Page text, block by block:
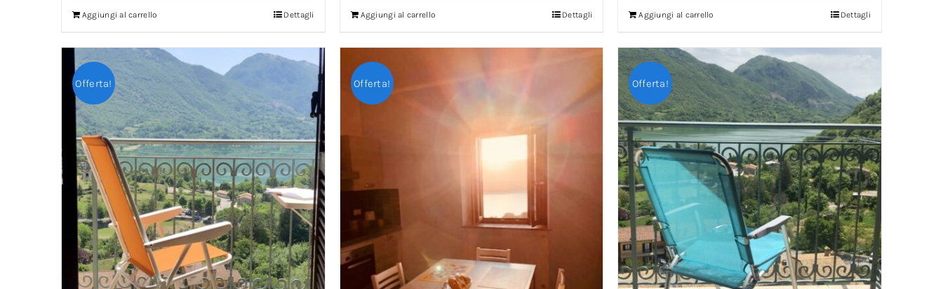
Aggiungi al carrello Dettagli Aggiungi al carrello Dettagli Aggiungi al carrello Dettagli
Offerta! Offerta! Offerta!